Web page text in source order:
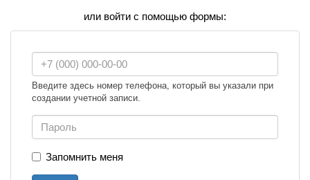
или войти с помощью формы:
Введите здесь номер телефона, который вы указали при
создании учетной записи.
Запомнить меня